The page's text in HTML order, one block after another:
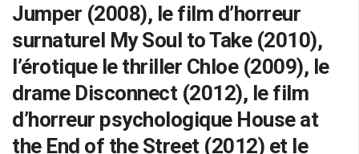
Jumper (2008), le film d’horreur
surnaturel My Soul to Take (2010),
l’érotique le thriller Chloe (2009), le
drame Disconnect (2012), le film
d’horreur psychologique House at
the End of the Street (2012) et le